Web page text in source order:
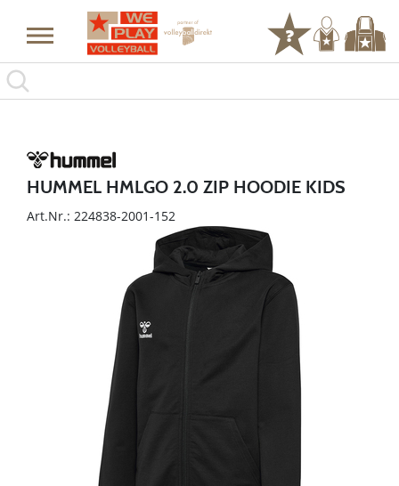
HUMMEL HMLGO 2.0 ZIP HOODIE KIDS
Art.Nr.: 224838-2001-152